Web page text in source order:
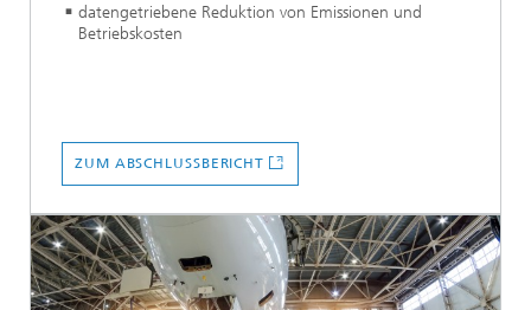
datengetriebene Reduktion von Emissionen und
Betriebskosten
ZUM ABSCHLUSSBERICHT